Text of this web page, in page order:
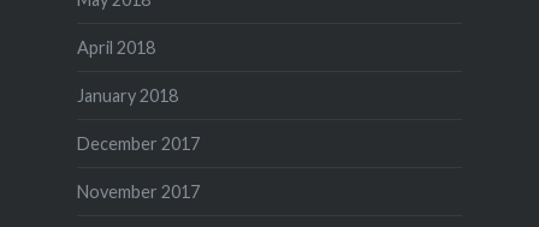
April 2018
January 2018
December 2017
November 2017